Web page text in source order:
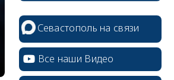
Севастополь на связи
Все наши Видео